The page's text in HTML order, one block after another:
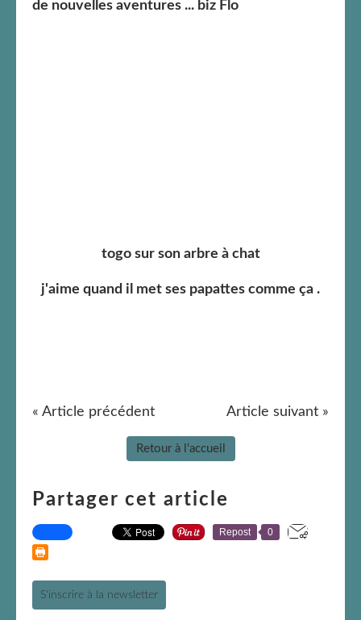
de nouvelles aventures ... biz Flo
togo sur son arbre à chat
j'aime quand il met ses papattes comme ça .
« Article précédent Article suivant »
Retour à l'accueil
Partager cet article
Repost 0
S'inscrire à la newsletter